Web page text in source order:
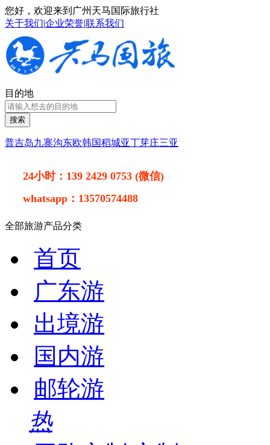
您好，欢迎来到广州天马国际旅行社
关于我们|企业荣誉|联系我们
目的地
搜索
普吉岛九寨沟东欧韩国稻城亚丁芽庄三亚
24小时： 139 2429 0753 (微信)
whatsapp： 13570574488
全部旅游产品分类
首页
广东游
出境游
国内游
邮轮游
热